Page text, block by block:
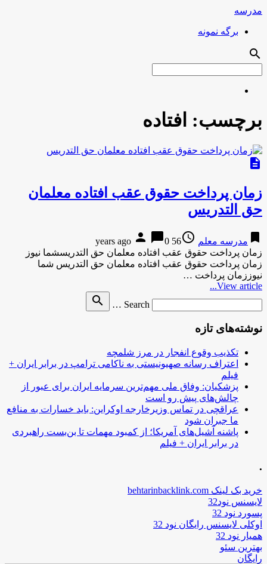
مدرسه
برگه نمونه
search
برچسب: افتاده
description
زمان پرداخت حقوق عقب افتاده معلمان
حق التدریس
bookmark مدرسه معلم access_time
56 years ago
person chat_bubble0
زمان پرداخت حقوق عقب افتاده معلمان حق التدریسشما نیوز
زمان پرداخت حقوق عقب افتاده معلمان حق التدریس شما
نیوززمان پرداخت …
View article...
Search …
search
نوشته‌های تازه
تکذیب وقوع انفجار در مرز شلمچه
اعتراف رسانه صهیونیستی به ناکامی ترامپ در برابر ایران +
فیلم
پزشکیان: وفاق ملی مهم‌ترین سرمایه ایران برای عبور از
چالش‌های پیش رو است
عراقچی در تماس وزیرخارجه اوکراین: باید خسارات به منافع
ما جبران شود
پاشنه آشیل‌های آمریکا؛ از کمبود مهمات تا بن‌بست راهبردی
در برابر ایران + فیلم
.
خرید بک لینک behtarinbacklink.com
لایسنس نود32
پسورد نود 32
اوکلی لایسنس رایگان نود 32
همیار نود 32
بهترین سئو
رایگان